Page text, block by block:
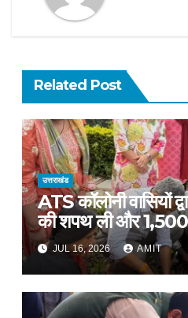
Related Post
उत्तराखंड
ATS कॉलोनी वासियों
की शपथ ली और 1,500
JUL 16, 2026 AMIT